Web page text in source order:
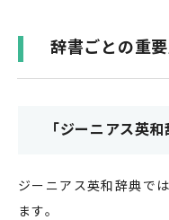
辞書ごとの重
「ジーニアス英
ジーニアス英和辞典で
ます。